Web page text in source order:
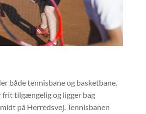
både tennisbane og basketbane.
frit tilgængelig og ligger bag
på Herredsvej. Tennisbanen